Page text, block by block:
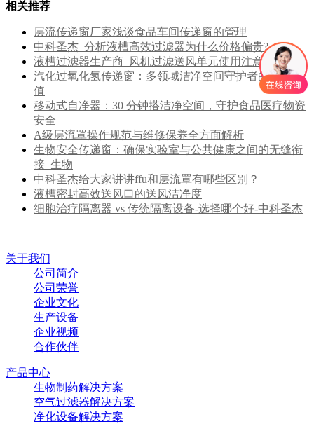
相关推荐
层流传递窗厂家浅谈食品车间传递窗的管理
中科圣杰_分析液槽高效过滤器为什么价格偏贵?
液槽过滤器生产商_风机过滤送风单元使用注意要点
汽化过氧化氢传递窗：多领域洁净空间守护者的核心价
值
移动式自净器：30 分钟搭洁净空间，守护食品医疗物资
安全
A级层流罩操作规范与维修保养全方面解析
生物安全传递窗：确保实验室与公共健康之间的无缝衔
接_生物
中科圣杰给大家讲讲ffu和层流罩有哪些区别？
液槽密封高效送风口的送风洁净度
细胞治疗隔离器 vs 传统隔离设备-选择哪个好-中科圣杰
关于我们
公司简介
公司荣誉
企业文化
生产设备
企业视频
合作伙伴
产品中心
生物制药解决方案
空气过滤器解决方案
净化设备解决方案